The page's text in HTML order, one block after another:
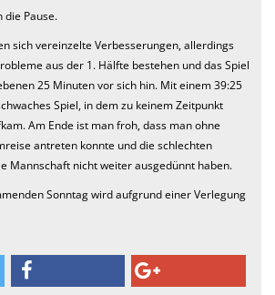
die Pause.
sich vereinzelte Verbesserungen, allerdings
aus der 1. Hälfte bestehen und das Spiel
25 Minuten vor sich hin. Mit einem 39:25
Spiel, in dem zu keinem Zeitpunkt
Am Ende ist man froh, dass man ohne
antreten konnte und die schlechten
Mannschaft nicht weiter ausgedünnt haben.
Sonntag wird aufgrund einer Verlegung